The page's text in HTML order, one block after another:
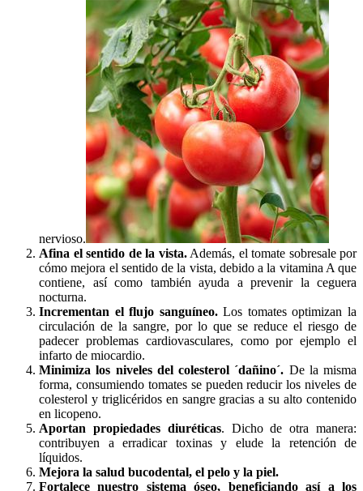
nervioso.
Afina el sentido de la vista.Además, el tomate sobresale por
cómo mejora el sentido de la vista, debido a la vitamina A que
contiene, así como también ayuda a prevenir la ceguera
nocturna.
Incrementan el flujo sanguíneo.Los tomates optimizan la
circulación de la sangre, por lo que se reduce el riesgo de
padecer problemas cardiovasculares, como por ejemplo el
infarto de miocardio.
Minimiza los niveles del colesterol ´dañino´. De la misma
forma, consumiendo tomates se pueden reducir los niveles de
colesterol y triglicéridos en sangre gracias a su alto contenido
en licopeno.
Aportan propiedades diuréticas. Dicho de otra manera:
contribuyen a erradicar toxinas y elude la retención de
líquidos.
Mejora la salud bucodental, el pelo y la piel.
Fortalece nuestro sistema óseo, beneficiando así a los